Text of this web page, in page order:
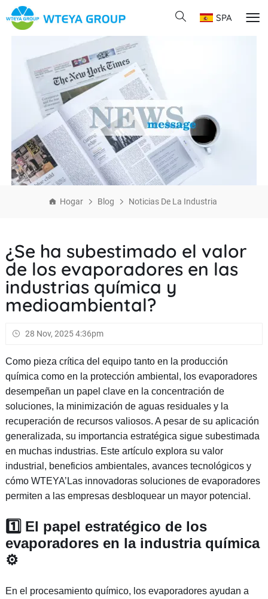
SPA
Hogar Blog Noticias De La Industria
¿Se ha subestimado el valor
de los evaporadores en las
industrias química y
medioambiental?
28 Nov, 2025 4:36pm
Como pieza crítica del equipo tanto en la producción
química como en la protección ambiental, los evaporadores
desempeñan un papel clave en la concentración de
soluciones, la minimización de aguas residuales y la
recuperación de recursos valiosos. A pesar de su aplicación
generalizada, su importancia estratégica sigue subestimada
en muchas industrias. Este artículo explora su valor
industrial, beneficios ambientales, avances tecnológicos y
cómo WTEYA’Las innovadoras soluciones de evaporadores
permiten a las empresas desbloquear un mayor potencial.
1️⃣ El papel estratégico de los
evaporadores en la industria química
⚙️
En el procesamiento químico, los evaporadores ayudan a